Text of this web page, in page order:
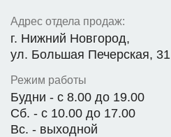
Адрес отдела продаж:
г. Нижний Новгород,
ул. Большая Печерская, 31
Режим работы
Будни - с 8.00 до 19.00
Сб. - с 10.00 до 17.00
Вс. - выходной